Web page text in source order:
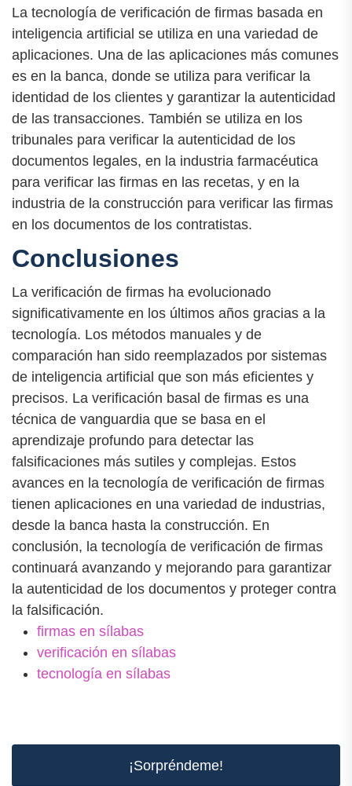
La tecnología de verificación de firmas basada en
inteligencia artificial se utiliza en una variedad de
aplicaciones. Una de las aplicaciones más comunes
es en la banca, donde se utiliza para verificar la
identidad de los clientes y garantizar la autenticidad
de las transacciones. También se utiliza en los
tribunales para verificar la autenticidad de los
documentos legales, en la industria farmacéutica
para verificar las firmas en las recetas, y en la
industria de la construcción para verificar las firmas
en los documentos de los contratistas.
Conclusiones
La verificación de firmas ha evolucionado
significativamente en los últimos años gracias a la
tecnología. Los métodos manuales y de
comparación han sido reemplazados por sistemas
de inteligencia artificial que son más eficientes y
precisos. La verificación basal de firmas es una
técnica de vanguardia que se basa en el
aprendizaje profundo para detectar las
falsificaciones más sutiles y complejas. Estos
avances en la tecnología de verificación de firmas
tienen aplicaciones en una variedad de industrias,
desde la banca hasta la construcción. En
conclusión, la tecnología de verificación de firmas
continuará avanzando y mejorando para garantizar
la autenticidad de los documentos y proteger contra
la falsificación.
firmas en sílabas
verificación en sílabas
tecnología en sílabas
¡Sorpréndeme!